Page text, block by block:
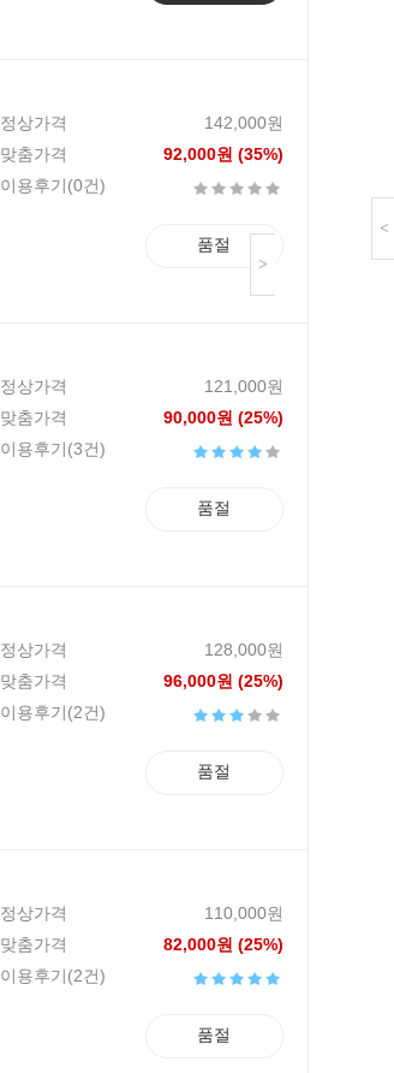
정상가격
142,000원
맞춤가격
92,000원 (35%)
이용후기(0건)
품절
정상가격
121,000원
맞춤가격
90,000원 (25%)
이용후기(3건)
품절
정상가격
128,000원
맞춤가격
96,000원 (25%)
이용후기(2건)
품절
정상가격
110,000원
맞춤가격
82,000원 (25%)
이용후기(2건)
품절
<
>